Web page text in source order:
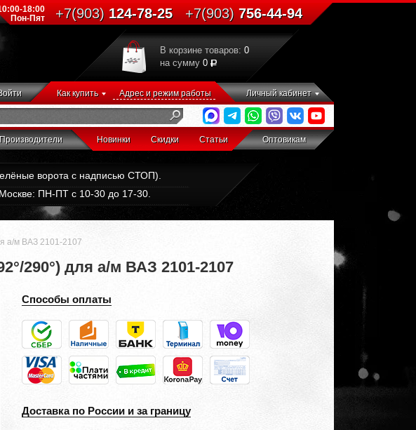
18:00
Пон-Пят
+7(903)124-78-25 +7(903)756-44-94
В корзине товаров: 0
на сумму 0
Как купить Адрес и режим работы Личный кабинет
Производители Новинки Скидки Статьи Оптовикам
ворота с надписью СТОП).
ПН-ПТ с 10-30 до 17-30.
а/м ВАЗ 2101-2107
290°) для а/м ВАЗ 2101-2107
Способы оплаты
Доставка по России и за границу